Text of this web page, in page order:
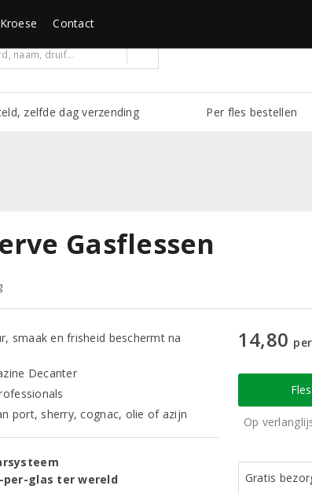
zelfde dag verzending Per fles bestellen
Contact
Gasflessen
smaak en frisheid beschermt na
Decanter
port, sherry, cognac, olie of azijn
per-glas ter wereld
14,80
Fles
Op
Gratis